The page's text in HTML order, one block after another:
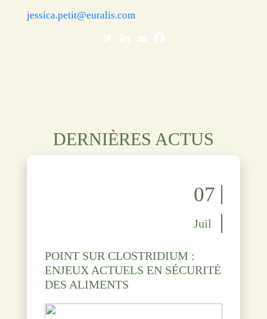
jessica.petit@euralis.com
DERNIÈRES ACTUS
07
Juil
POINT SUR CLOSTRIDIUM :
ENJEUX ACTUELS EN SÉCURITÉ
DES ALIMENTS